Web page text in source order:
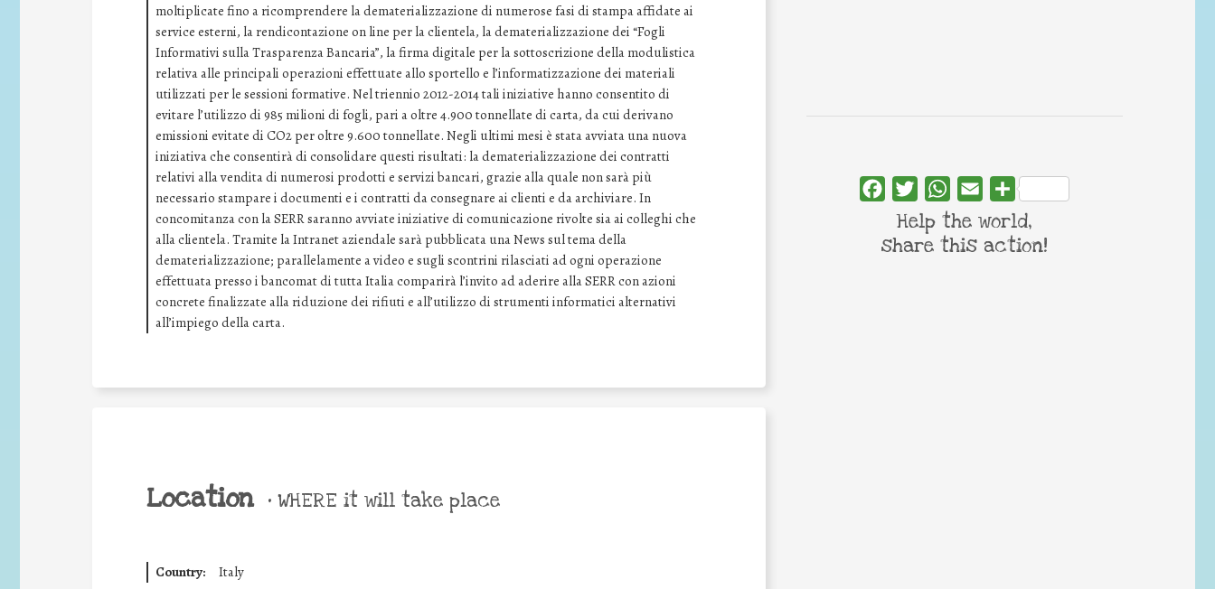
moltiplicate fino a ricomprendere la dematerializzazione di numerose fasi di stampa affidate ai
service esterni, la rendicontazione on line per la clientela, la dematerializzazione dei “Fogli
Informativi sulla Trasparenza Bancaria”, la firma digitale per la sottoscrizione della modulistica
relativa alle principali operazioni effettuate allo sportello e l’informatizzazione dei materiali
utilizzati per le sessioni formative. Nel triennio 2012-2014 tali iniziative hanno consentito di
evitare l’utilizzo di 985 milioni di fogli, pari a oltre 4.900 tonnellate di carta, da cui derivano
emissioni evitate di CO2 per oltre 9.600 tonnellate. Negli ultimi mesi è stata avviata una nuova
iniziativa che consentirà di consolidare questi risultati: la dematerializzazione dei contratti
relativi alla vendita di numerosi prodotti e servizi bancari, grazie alla quale non sarà più
necessario stampare i documenti e i contratti da consegnare ai clienti e da archiviare. In
concomitanza con la SERR saranno avviate iniziative di comunicazione rivolte sia ai colleghi che
alla clientela. Tramite la Intranet aziendale sarà pubblicata una News sul tema della
dematerializzazione; parallelamente a video e sugli scontrini rilasciati ad ogni operazione
effettuata presso i bancomat di tutta Italia comparirà l’invito ad aderire alla SERR con azioni
concrete finalizzate alla riduzione dei rifiuti e all’utilizzo di strumenti informatici alternativi
all’impiego della carta.
Location • WHERE it will take place
Country:
Italy
FacebookTwitterWhatsApp
Email Share
Help the world,
share this action!